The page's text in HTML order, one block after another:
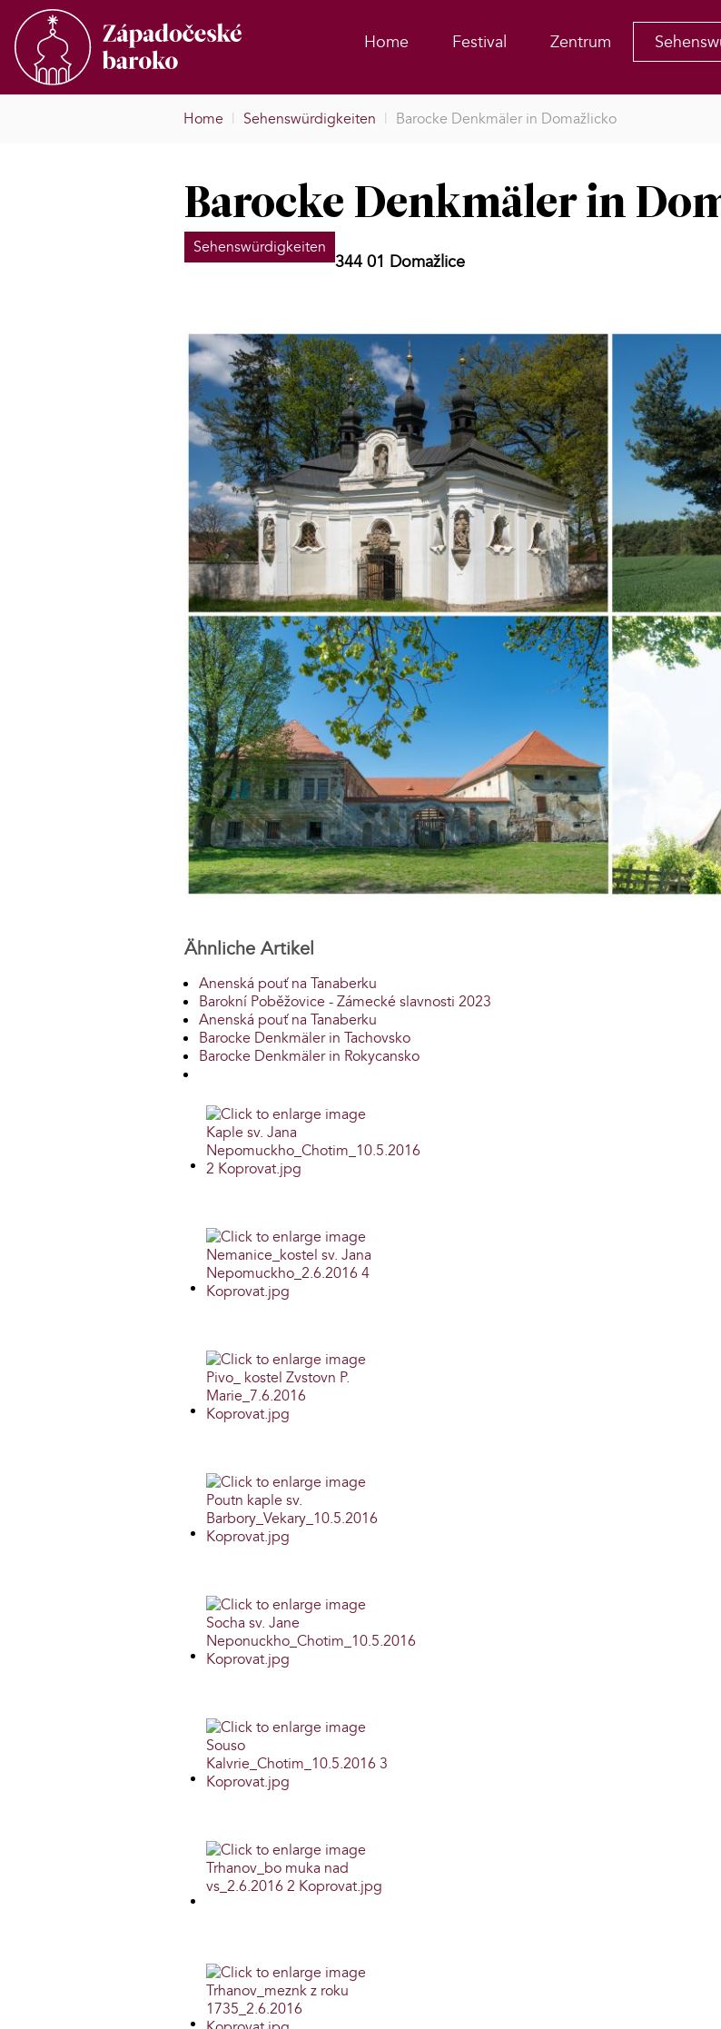
Home Festival Zentrum
Home | Sehenswürdigkeiten | Barocke Denkmäler in Domažlicko
Barocke Denkmäler in
Sehenswürdigkeiten
344 01 Domažlice
Ähnliche Artikel
Anenská pouť na Tanaberku
Barokní Poběžovice - Zámecké slavnosti 2023
Anenská pouť na Tanaberku
Barocke Denkmäler in Tachovsko
Barocke Denkmäler in Rokycansko